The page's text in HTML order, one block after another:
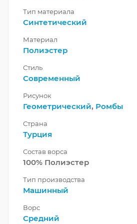
Тип материала
Синтетический
Материал
Полиэстер
Стиль
Современный
Рисунок
Геометрический, Ромбы
Страна
Турция
Состав ворса
100% Полиэстер
Тип производства
Машинный
Ворс
Средний